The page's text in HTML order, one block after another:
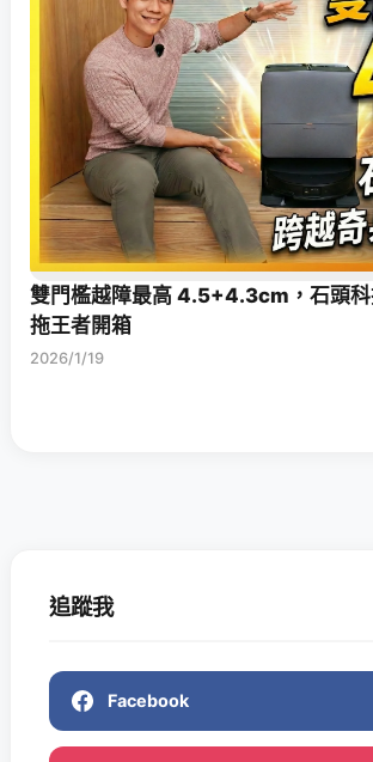
雙門檻越障最高 4.5+4.3cm，石頭
拖王者開箱
2026/1/19
追蹤我
Facebook